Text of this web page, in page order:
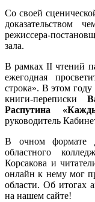
Со своей
доказательством
режиссера-
зала.
В рамках II чтений
ежегодная
строка». В этом
книги-переписки
Распутина
руководитель
В очном формате
областного
Корсакова и
онлайн к нему мог
области. Об итогах
на нашем сайте!